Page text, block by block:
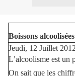
Boissons
Jeudi, 12 Juillet 2012
L’alcoolisme est un
On sait que les